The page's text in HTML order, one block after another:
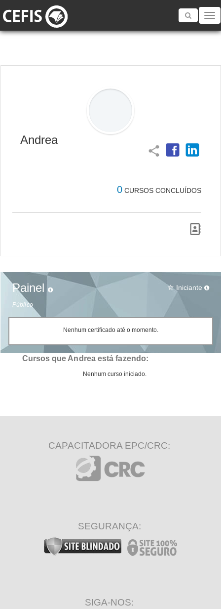
Toggle
Andrea
share
0 CURSOS CONCLUÍDOS
Painel
Público
star_border Iniciante
Nenhum certificado até o momento.
Cursos que Andrea está fazendo:
Nenhum curso iniciado.
CAPACITADORA EPC/CRC:
SEGURANÇA:
SIGA-NOS: